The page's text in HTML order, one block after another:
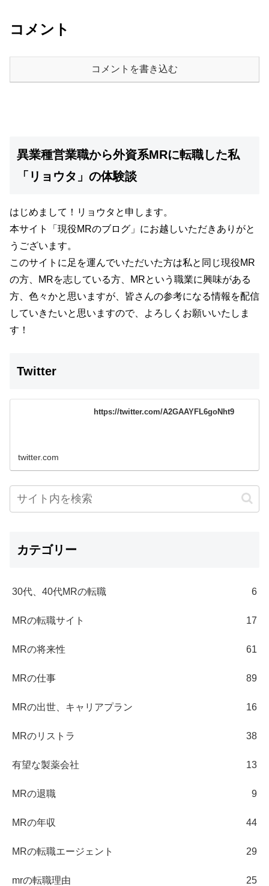
コメント
コメントを書き込む
異業種営業職から外資系MRに転職した私
「リョウタ」の体験談
はじめまして！リョウタと申します。
本サイト
「現役MRのブログ」 にお越しいただきありがと
うございます。
このサイトに足を運んでいただいた方は私と同じ現役MR
の方、MRを志している方、MRという職業に興味がある
方、色々かと思いますが、 皆さんの参考になる情報を配信
していきたいと思いますので、よろしくお願いいたしま
す！
Twitter
https://twitter.com/A2GAAYFL6goNht9
twitter.com
カテゴリー
30代、40代MRの転職 6
MRの転職サイト 17
MRの将来性 61
MRの仕事 89
MRの出世、キャリアプラン 16
MRのリストラ 38
有望な製薬会社 13
MRの退職 9
MRの年収 44
MRの転職エージェント 29
mrの転職理由 25